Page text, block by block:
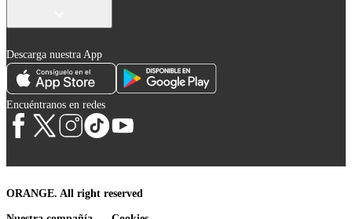
Descarga nuestra App
Encuéntranos en redes
ORANGE. All right reserved